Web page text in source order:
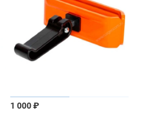
1 000 ₽